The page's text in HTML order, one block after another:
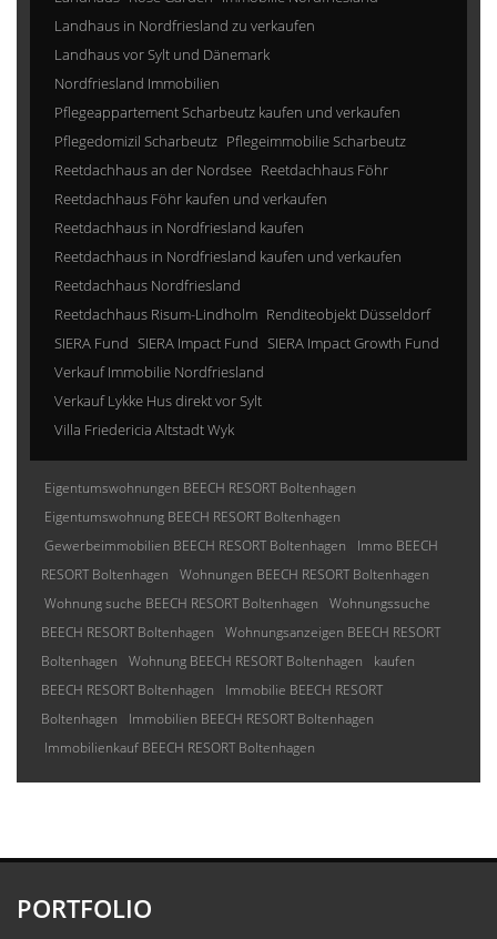
Landhaus in Nordfriesland zu verkaufen
Landhaus vor Sylt und Dänemark
Nordfriesland Immobilien
Pflegeappartement Scharbeutz kaufen und verkaufen
Pflegedomizil Scharbeutz Pflegeimmobilie Scharbeutz
Reetdachhaus an der Nordsee Reetdachhaus Föhr
Reetdachhaus Föhr kaufen und verkaufen
Reetdachhaus in Nordfriesland kaufen
Reetdachhaus in Nordfriesland kaufen und verkaufen
Reetdachhaus Nordfriesland
Reetdachhaus Risum-Lindholm Renditeobjekt Düsseldorf
SIERA Fund SIERA Impact Fund SIERA Impact Growth Fund
Verkauf Immobilie Nordfriesland
Verkauf Lykke Hus direkt vor Sylt
Villa Friedericia Altstadt Wyk
Eigentumswohnungen BEECH RESORT Boltenhagen
Eigentumswohnung BEECH RESORT Boltenhagen
Gewerbeimmobilien BEECH RESORT Boltenhagen
Immo BEECH
RESORT Boltenhagen
Wohnungen BEECH RESORT Boltenhagen
Wohnung suche BEECH RESORT Boltenhagen
Wohnungssuche
BEECH RESORT Boltenhagen
Wohnungsanzeigen BEECH RESORT
Boltenhagen
Wohnung BEECH RESORT Boltenhagen
kaufen
BEECH RESORT Boltenhagen
Immobilie BEECH RESORT
Boltenhagen
Immobilien BEECH RESORT Boltenhagen
Immobilienkauf BEECH RESORT Boltenhagen
PORTFOLIO